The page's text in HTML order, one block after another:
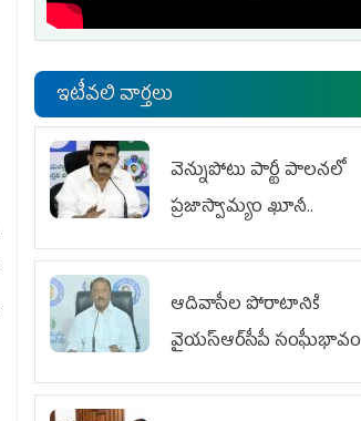
ఇటీవలి వార్తలు
వెన్నుపోటు పార్టీ పాలనలో
ప్రజాస్వామ్యం ఖూనీ..
ఆదివాసీల పోరాటానికి
వైయ‌స్ఆర్‌సీపీ సంఘీభావం